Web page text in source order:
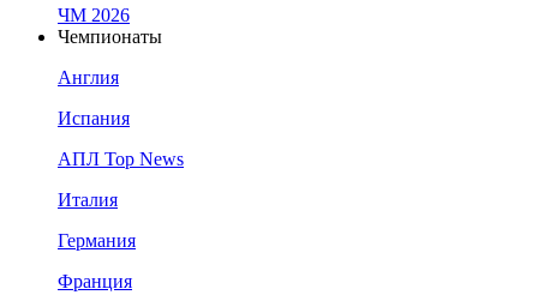
ЧМ 2026
Чемпионаты
Англия
Испания
АПЛ Top News
Италия
Германия
Франция